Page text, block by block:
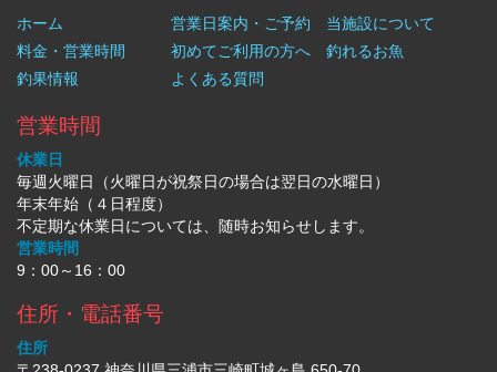
ホーム 営業日案内・ご予約
当施設について
料金・営業時間
初めてご利用の方へ
釣れるお魚
釣果情報
よくある質問
営業時間
休業日
毎週火曜日（火曜日が祝祭日の場合は翌日の水曜日）
年末年始（４日程度）
不定期な休業日については、随時お知らせします。
営業時間
9：00～16：00
住所・電話番号
住所